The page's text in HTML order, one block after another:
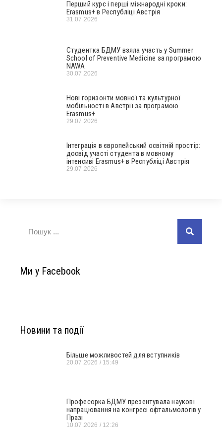
Перший курс і перші міжнародні кроки:
Erasmus+ в Республіці Австрія
31.07.2026
Студентка БДМУ взяла участь у Summer
School of Preventive Medicine за програмою
NAWA
30.07.2026
Нові горизонти мовної та культурної
мобільності в Австрії за програмою
Erasmus+
29.07.2026
Інтеграція в європейський освітній простір:
досвід участі студента в мовному
інтенсиві Erasmus+ в Республіці Австрія
29.07.2026
Ми у Facebook
Новини та події
Більше можливостей для вступників
20.07.2026 15:49
Професорка БДМУ презентувала наукові
напрацювання на конгресі офтальмологів у
Празі
10.07.2026 12:26